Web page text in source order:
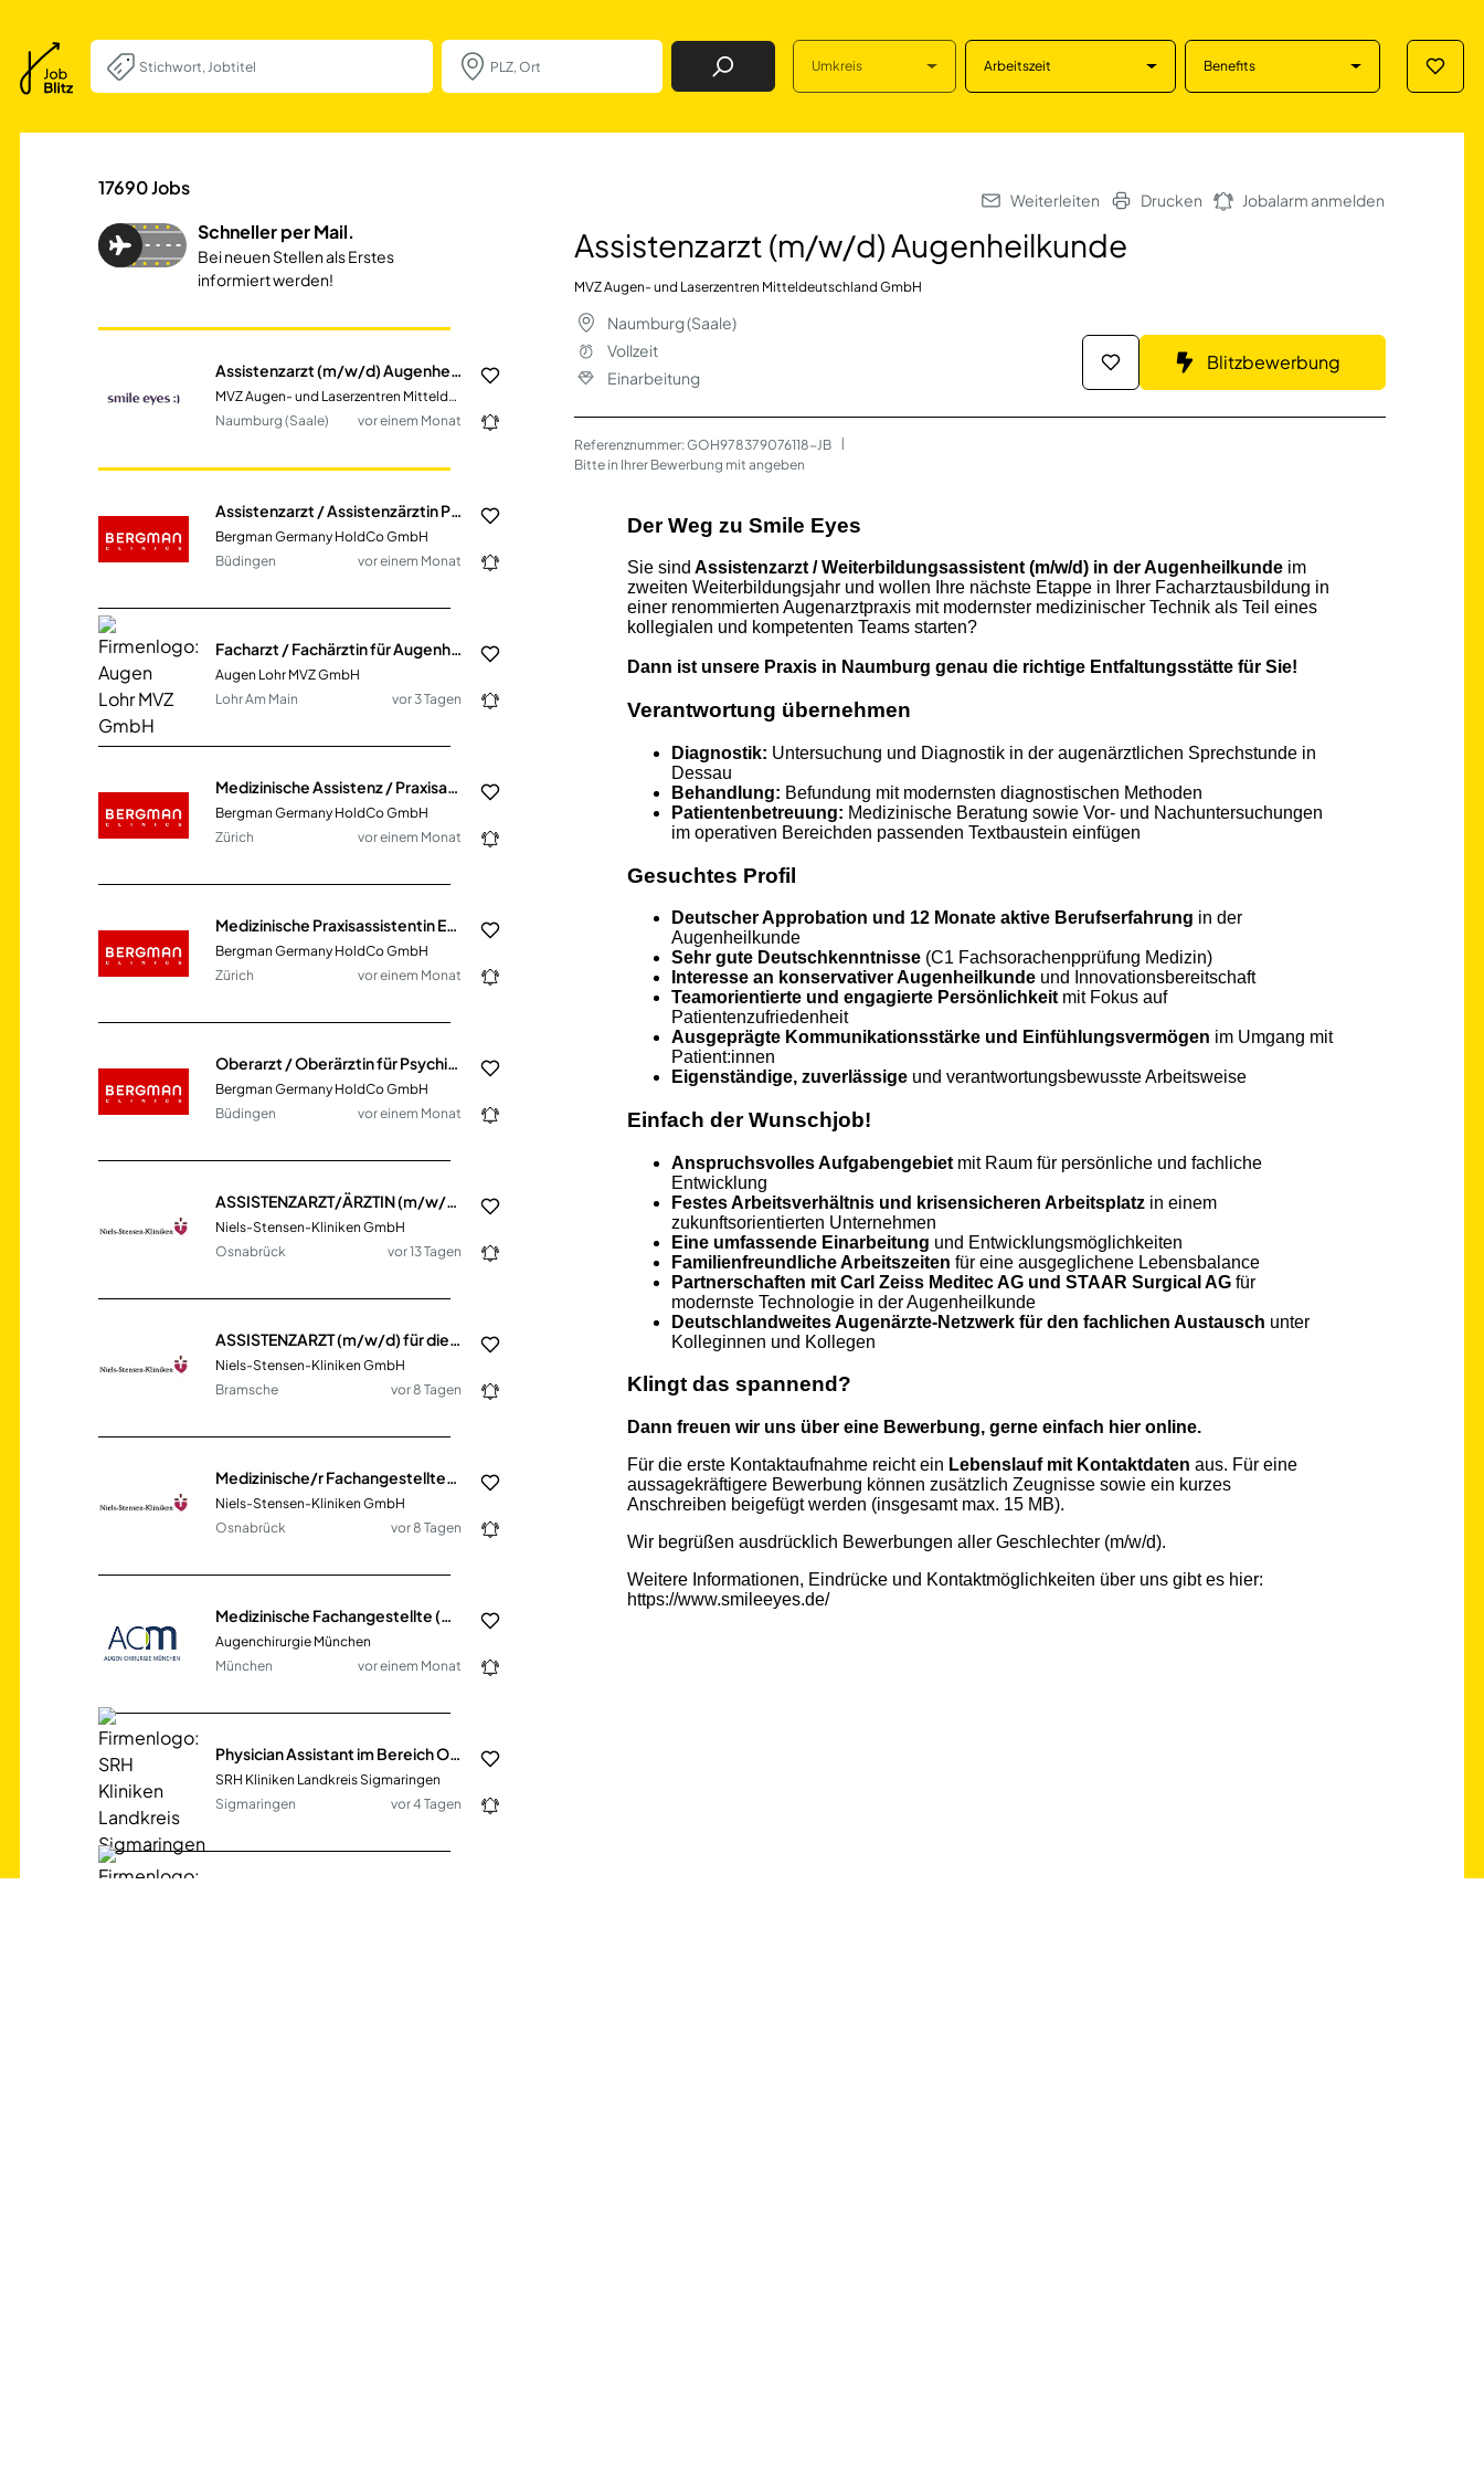
Job Finden Umkreis Arbeitszeit Benefits
Assistenzarzt (m/w/d) Augenheilkunde in Naumburg
17690Jobs
Schneller per Mail.
Bei neuen Stellen als Erstes
informiert werden!
MVZ Augen- und Laserzentren Mitteldeutschland GmbH
Naumburg (Saale)
vor einem Monat
Assistenzarzt / Assistenzärztin Psychiatrie (m/w/d)
Bergman Germany HoldCo GmbH
Büdingen
vor einem Monat
Facharzt / Fachärztin für Augenheilkunde (m/w/d)
Augen Lohr MVZ GmbH
Lohr Am Main
vor 3 Tagen
Medizinische Assistenz / Praxisassistenz im Dermatologikum Zürich
Bergman Germany HoldCo GmbH
Zürich
vor einem Monat
Medizinische Praxisassistentin EFZ 80% - 100%
Bergman Germany HoldCo GmbH
Zürich
vor einem Monat
Oberarzt / Oberärztin für Psychiatrie und Psychotherapie (m/w/d)
Bergman Germany HoldCo GmbH
Büdingen
vor einem Monat
ASSISTENZARZT/ÄRZTIN (m/w/d) für die Neurologie
Niels-Stensen-Kliniken GmbH
Osnabrück
vor 13 Tagen
Niels-Stensen-Kliniken GmbH
Bramsche
vor 8 Tagen
Niels-Stensen-Kliniken GmbH
Osnabrück
vor 8 Tagen
Medizinische Fachangestellte (m/w/d) Augenoptiker (m/w/d) PTA (m/w/d) Vollzeit / Teilzeit
Augenchirurgie München
München
vor einem Monat
Physician Assistant im Bereich Onkologie (m/w/d) in Vollzeit
SRH Kliniken Landkreis Sigmaringen
Sigmaringen
vor 4 Tagen
Weiterleiten Drucken Jobalarm anmelden
Assistenzarzt (m/w/d) Augenheilkunde
MVZ Augen- und Laserzentren Mitteldeutschland GmbH
Naumburg (Saale)
Vollzeit
Einarbeitung
Blitzbewerbung
Referenznummer: GOH978379076118-JB
Bitte in Ihrer Bewerbung mit angeben